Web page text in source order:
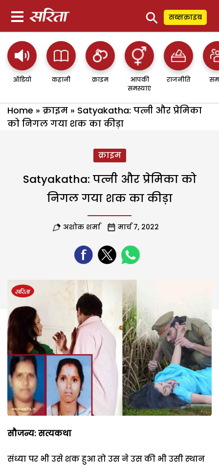
⚲ सब्सक्राइब
ऑडियो कहानी क्राइम
आपकी
समस्याएं
राजनीति
Home » क्राइम » Satyakatha: पत्नी और प्रेमिका
को निगल गया शक का कीड़ा
क्राइम
Satyakatha: पत्नी और प्रेमिका को
निगल गया शक का कीड़ा
अशोक शर्मा मार्च 7, 2022
सौजन्य: सत्यकथा
संध्या पर भी उसे शक हुआ तो उस ने उस की भी उसी स्थान